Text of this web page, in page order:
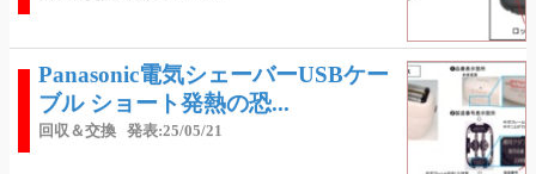
Panasonic電気シェーバーUSBケー
ブル ショート発熱の恐...
回収＆交換 発表:25/05/21